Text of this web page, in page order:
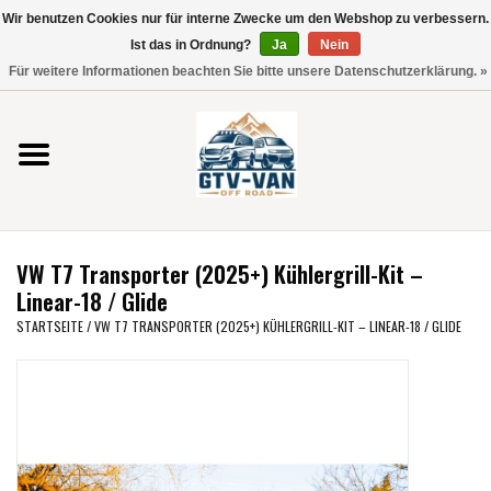
Verwende
die
nach
oben
und
unten,
verfügbare
auszuwählen.
Vito / V-Klasse 447
Viano /Vito 639
VW T7 2025
VW CRAFTER / MAN TGE
VW T7 Transporter (2025+) Kühlergrill-Kit –
Linear-18 / Glide
STARTSEITE/VW T7 TRANSPORTER (2025+) KÜHLERGRILL-KIT – LINEAR-18 / GLIDE
Wir benutzen Cookies nur für interne Zwecke um den Webshop zu verbessern.
Ist das in Ordnung?
Ja
Nein
Für weitere Informationen beachten Sie bitte unsere Datenschutzerklärung. »